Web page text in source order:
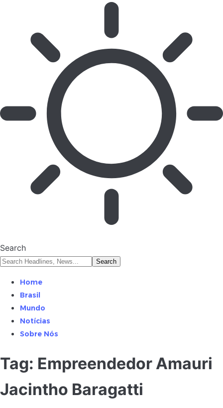
Search
Home
Brasil
Mundo
Notícias
Sobre Nós
Tag: Empreendedor Amauri
Jacintho Baragatti